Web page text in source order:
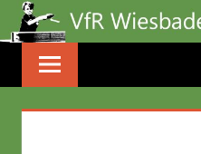
Zum
Inhalt
springen